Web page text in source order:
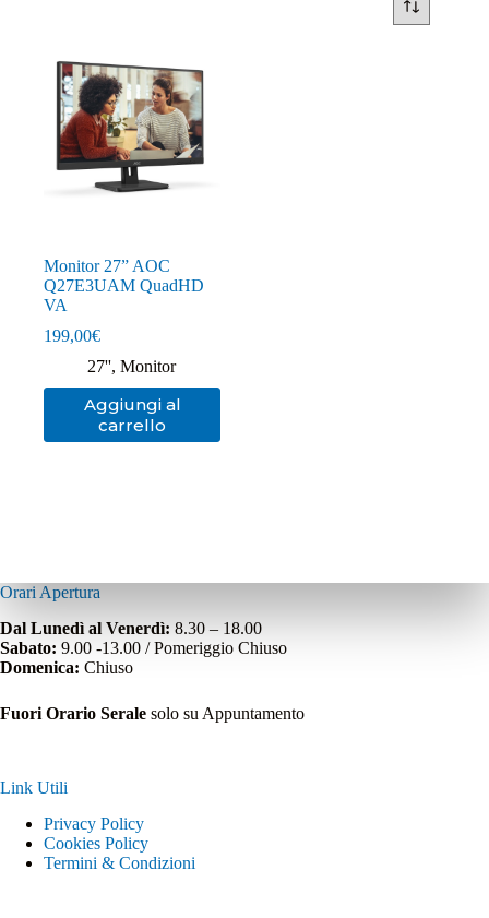
Monitor 27” AOC
Q27E3UAM QuadHD
VA
199,00€
27'', Monitor
Aggiungi al
carrello
Orari Apertura
Dal Lunedì al Venerdì: 8.30 – 18.00
Sabato: 9.00 -13.00 / Pomeriggio Chiuso
Domenica: Chiuso
Fuori Orario Serale solo su Appuntamento
Link Utili
Privacy Policy
Cookies Policy
Termini & Condizioni